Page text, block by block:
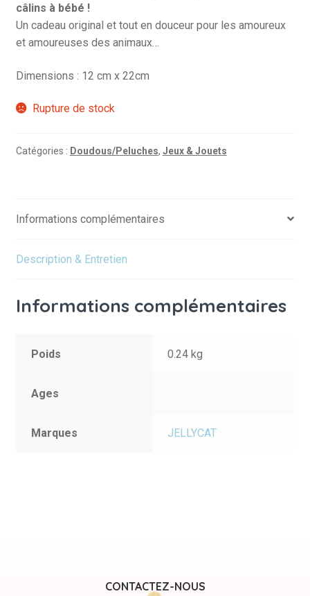
câlins à bébé !
Un cadeau original et tout en douceur pour les amoureux
et amoureuses des animaux…
Dimensions : 12 cm x 22cm
Rupture de stock
Catégories : Doudous/Peluches, Jeux & Jouets
Informations complémentaires
Description & Entretien
Informations complémentaires
Poids 0.24 kg
Ages
Marques JELLYCAT
CONTACTEZ-NOUS